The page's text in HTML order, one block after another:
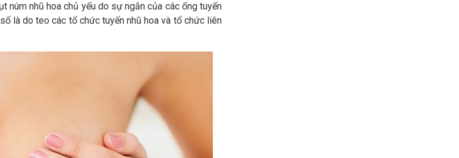
núm nhũ hoa chủ yếu do sự ngắn của các ống tuyến
là do teo các tổ chức tuyến nhũ hoa và tổ chức liên